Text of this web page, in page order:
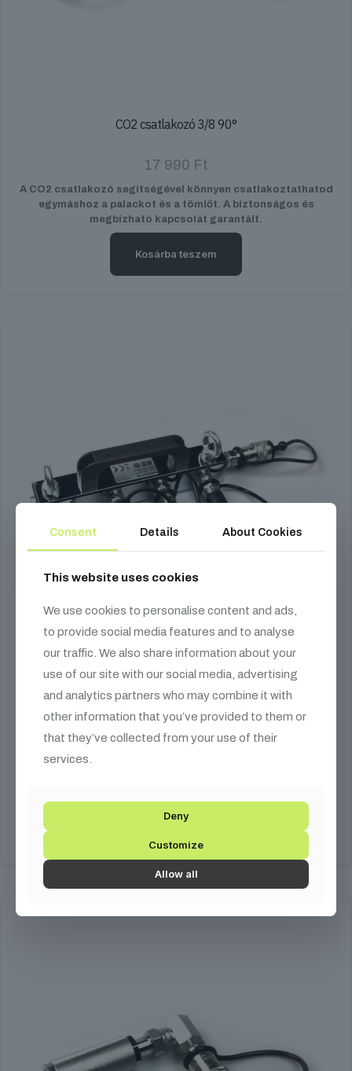
CO2 csatlakozó 3/8 90°
17 990 Ft
A CO2 csatlakozó segítségével könnyen csatlakoztathatod
egymáshoz a palackot és a tömlőt. A biztonságos és
megbízható kapcsolat garantált.
Kosárba teszem
CO2 elosztóblokk 3/8
157 990Ft
A CO2 elosztóblokk segítségével könnyedén
Kosárba teszem
Consent Details About Cookies
This website uses cookies
We use cookies to personalise content and ads,
to provide social media features and to analyse
our traffic. We also share information about your
use of our site with our social media, advertising
and analytics partners who may combine it with
other information that you’ve provided to them or
that they’ve collected from your use of their
services.
Deny
Customize
Allow all